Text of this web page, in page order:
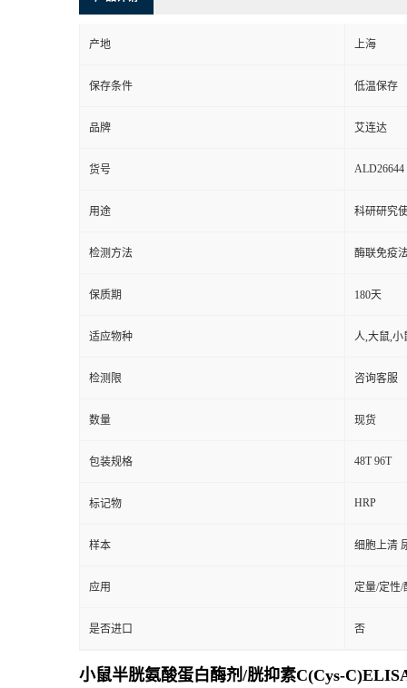
产地 上海
保存条件 低温保存
品牌 艾连达
货号 ALD26644
用途 科研研究
检测方法 酶联免疫
保质期 180天
适应物种 人,大鼠,小
检测限 咨询客服
数量 现货
包装规格 48T 96T
标记物 HRP
样本 细胞上清
应用 定量/定性/
是否进口 否
小鼠半胱氨酸蛋白酶剂/胱抑素C(Cys-